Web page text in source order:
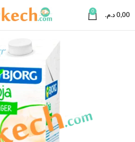
0
0,00 د.م.